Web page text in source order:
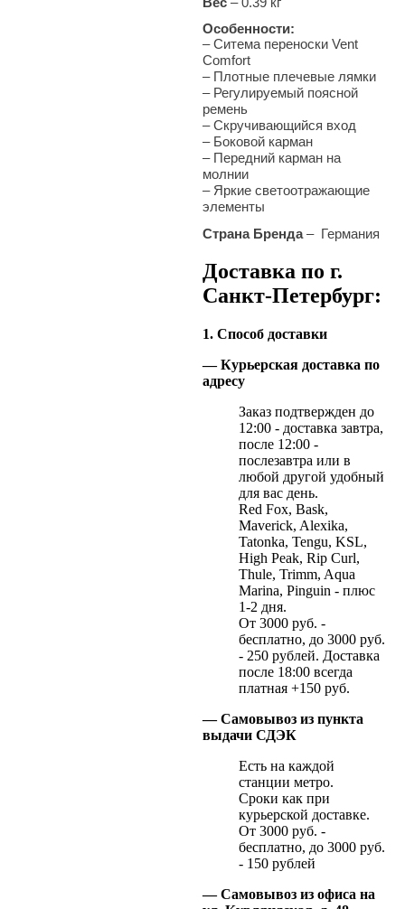
Особенности:
–Ситема переноски Vent
Comfort
– Плотные плечевые лямки
– Регулируемый поясной
ремень
– Скручивающийся вход
– Боковой карман
– Передний карман на
молнии
– Яркие светоотражающие
элементы
Страна Бренда– Германия
Доставка по г.
Санкт-Петербург:
1. Способ доставки
— Курьерская доставка по
адресу
Заказ подтвержден до
12:00 - доставка завтра,
после 12:00 -
послезавтра или в
любой другой удобный
для вас день.
Red Fox, Bask,
Maverick, Alexika,
Tatonka, Tengu, KSL,
High Peak, Rip Curl,
Thule, Trimm, Aqua
Marina, Pinguin - плюс
1-2 дня.
От 3000 руб. -
бесплатно, до 3000 руб.
- 250 рублей. Доставка
после 18:00 всегда
платная +150 руб.
— Самовывоз из пункта
выдачи СДЭК
Есть на каждой
станции метро.
Сроки как при
курьерской доставке.
От 3000 руб. -
бесплатно, до 3000 руб.
- 150 рублей
— Самовывоз из офиса на